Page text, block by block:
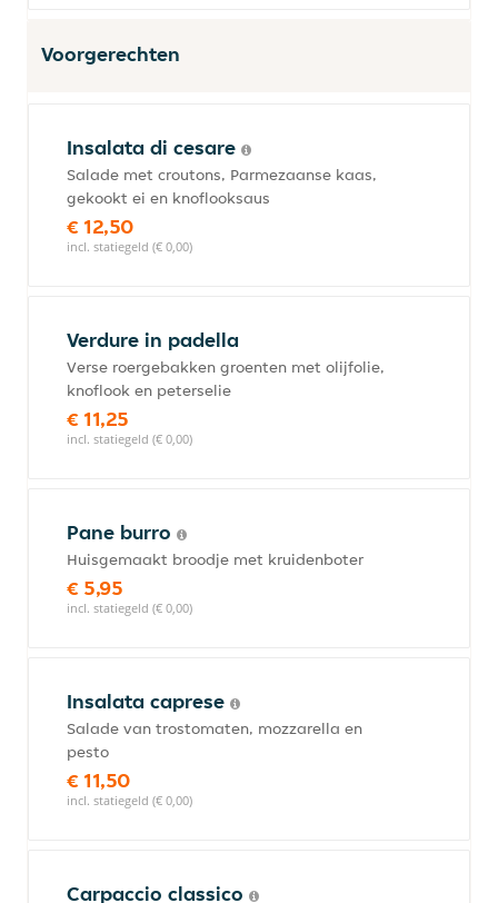
Voorgerechten
Insalata di cesare
Salade met croutons, Parmezaanse kaas,
gekookt ei en knoflooksaus
€ 12,50
incl. statiegeld (€ 0,00)
Verdure in padella
Verse roergebakken groenten met olijfolie,
knoflook en peterselie
€ 11,25
incl. statiegeld (€ 0,00)
Pane burro
Huisgemaakt broodje met kruidenboter
€ 5,95
incl. statiegeld (€ 0,00)
Insalata caprese
Salade van trostomaten, mozzarella en
pesto
€ 11,50
incl. statiegeld (€ 0,00)
Carpaccio classico